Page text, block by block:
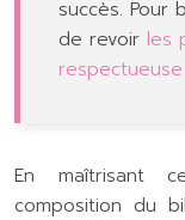
succès. Pour
de revoir les
En maîtrisant
composition du